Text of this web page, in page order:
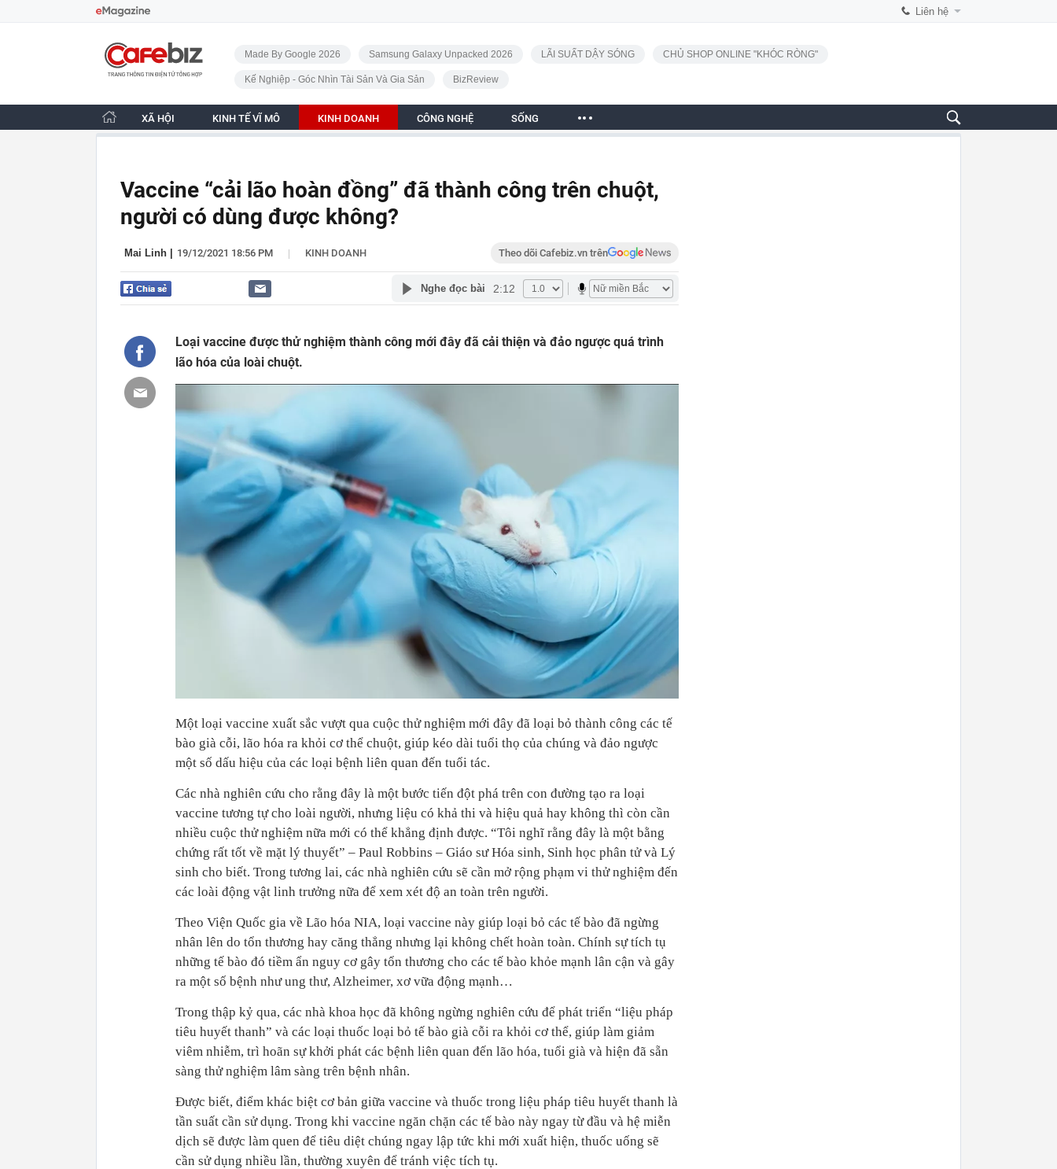
Liên hệ
CafeBiz - Trang chủ
Made By Google 2026 Samsung Galaxy Unpacked 2026 LÃI SUẤT DẬY SÓNG CHỦ SHOP ONLINE "KHÓC RÒNG"
Kế Nghiệp - Góc Nhìn Tài Sản Và Gia Sản BizReview
XÃ HỘI KINH TẾ VĨ MÔ KINH DOANH CÔNG NGHỆ SỐNG
Vaccine “cải lão hoàn đồng” đã thành công trên chuột,
người có dùng được không?
Mai Linh 19/12/2021 18:56 PM | KINH DOANH Theo dõi Cafebiz.vn trên
Nghe đọc bài 2:12
Loại vaccine được thử nghiệm thành công mới đây đã cải thiện và đảo ngược quá trình
lão hóa của loài chuột.
Một loại vaccine xuất sắc vượt qua cuộc thử nghiệm mới đây đã loại bỏ thành công các tế
bào già cỗi, lão hóa ra khỏi cơ thể chuột, giúp kéo dài tuổi thọ của chúng và đảo ngược
một số dấu hiệu của các loại bệnh liên quan đến tuổi tác.
Các nhà nghiên cứu cho rằng đây là một bước tiến đột phá trên con đường tạo ra loại
vaccine tương tự cho loài người, nhưng liệu có khả thi và hiệu quả hay không thì còn cần
nhiều cuộc thử nghiệm nữa mới có thể khẳng định được. “Tôi nghĩ rằng đây là một bằng
chứng rất tốt về mặt lý thuyết” – Paul Robbins – Giáo sư Hóa sinh, Sinh học phân tử và Lý
sinh cho biết. Trong tương lai, các nhà nghiên cứu sẽ cần mở rộng phạm vi thử nghiệm đến
các loài động vật linh trưởng nữa để xem xét độ an toàn trên người.
Theo Viện Quốc gia về Lão hóa NIA, loại vaccine này giúp loại bỏ các tế bào đã ngừng
nhân lên do tổn thương hay căng thẳng nhưng lại không chết hoàn toàn. Chính sự tích tụ
những tế bào đó tiềm ẩn nguy cơ gây tổn thương cho các tế bào khỏe mạnh lân cận và gây
ra một số bệnh như ung thư, Alzheimer, xơ vữa động mạnh…
Trong thập kỷ qua, các nhà khoa học đã không ngừng nghiên cứu để phát triển “liệu pháp
tiêu huyết thanh” và các loại thuốc loại bỏ tế bào già cỗi ra khỏi cơ thể, giúp làm giảm
viêm nhiễm, trì hoãn sự khởi phát các bệnh liên quan đến lão hóa, tuổi già và hiện đã sẵn
sàng thử nghiệm lâm sàng trên bệnh nhân.
Được biết, điểm khác biệt cơ bản giữa vaccine và thuốc trong liệu pháp tiêu huyết thanh là
tần suất cần sử dụng. Trong khi vaccine ngăn chặn các tế bào này ngay từ đầu và hệ miễn
dịch sẽ được làm quen để tiêu diệt chúng ngay lập tức khi mới xuất hiện, thuốc uống sẽ
cần sử dụng nhiều lần, thường xuyên để tránh việc tích tụ.